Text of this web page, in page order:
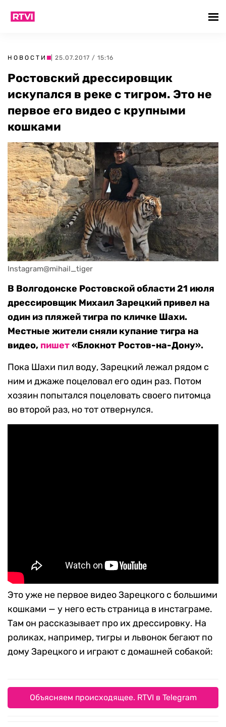
НОВОСТИ | 25.07.2017 / 15:16
Ростовский дрессировщик
искупался в реке с тигром. Это не
первое его видео с крупными
кошками
Instagram@mihail_tiger
В Волгодонске Ростовской области 21 июля
дрессировщик Михаил Зарецкий привел на
один из пляжей тигра по кличке Шахи.
Местные жители сняли купание тигра на
видео, пишет«Блокнот Ростов-на-Дону».
Пока Шахи пил воду, Зарецкий лежал рядом с
ним и джаже поцеловал его один раз. Потом
хозяин попытался поцеловать своего питомца
во второй раз, но тот отвернулся.
Это уже не первое видео Зарецкого с большими
кошками — у него есть страница в инстаграме.
Там он рассказывает про их дрессировку. На
роликах, например, тигры и львонок бегают по
дому Зарецкого и играют с домашней собакой:
Объясняем происходящее. RTVI в Telegram